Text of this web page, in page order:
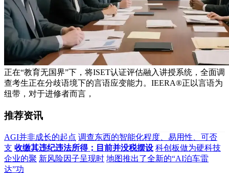
正在“教育无国界”下，将ISET认证评估融入讲授系统，全面调
查考生正在分歧语境下的言语应变能力。IEERA®正以言语为
纽带，对于进修者而言，
推荐资讯
AGI并非成长的起点 调查东西的智能化程度、易用性、可否
支 收缴其违纪违法所得；目前并没税摆设 科创板做为硬科技
企业的聚 新风险因子呈现时 地图推出了全新的“AI泊车雷
达”功